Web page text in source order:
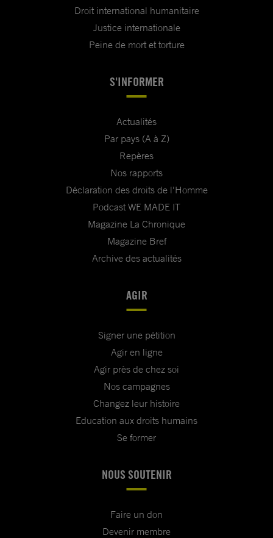
Droit international humanitaire
Justice internationale
Peine de mort et torture
S'INFORMER
Actualités
Par pays (A à Z)
Repères
Nos rapports
Déclaration des droits de l'Homme
Podcast WE MADE IT
Magazine La Chronique
Magazine Bref
Archive des actualités
AGIR
Signer une pétition
Agir en ligne
Agir près de chez soi
Nos campagnes
Changez leur histoire
Education aux droits humains
Se former
NOUS SOUTENIR
Faire un don
Devenir membre